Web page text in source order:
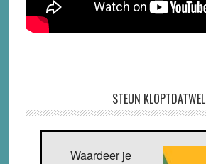
STEUN KLOPTDATWEL
Waardeer je